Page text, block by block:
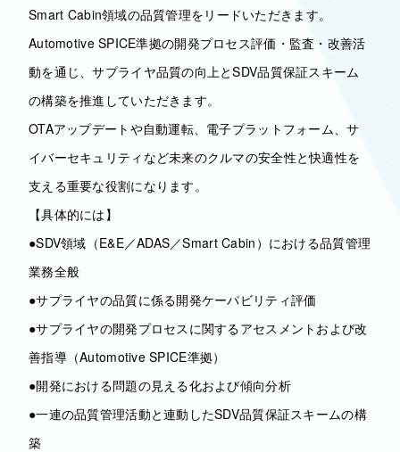
Smart Cabin領域の品質管理をリードいただきます。
Automotive SPICE準拠の開発プロセス評価・監査・改善活
動を通じ、サプライヤ品質の向上とSDV品質保証スキーム
の構築を推進していただきます。
OTAアップデートや自動運転、電子プラットフォーム、サ
イバーセキュリティなど未来のクルマの安全性と快適性を
支える重要な役割になります。
【具体的には】
●SDV領域（E&E／ADAS／Smart Cabin）における品質管理
業務全般
●サプライヤの品質に係る開発ケーパビリティ評価
●サプライヤの開発プロセスに関するアセスメントおよび改
善指導（Automotive SPICE準拠）
●開発における問題の見える化および傾向分析
●一連の品質管理活動と連動したSDV品質保証スキームの構
築